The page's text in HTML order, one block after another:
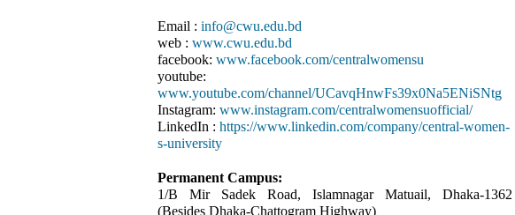
Email : info@cwu.edu.bd
web : www.cwu.edu.bd
facebook: www.facebook.com/centralwomensu
youtube:
www.youtube.com/channel/UCavqHnwFs39x0Na5ENiSNtg
Instagram: www.instagram.com/centralwomensuofficial/
LinkedIn : https://www.linkedin.com/company/central-women-
s-university
Permanent Campus:
1/B Mir Sadek Road, Islamnagar Matuail, Dhaka-1362
(Besides Dhaka-Chattogram Highway)